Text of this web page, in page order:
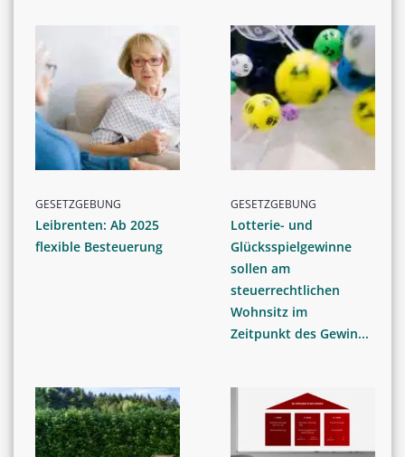
GESETZGEBUNG
Leibrenten: Ab 2025
flexible Besteuerung
GESETZGEBUNG
Lotterie- und
Glücksspielgewinne
sollen am
steuerrechtlichen
Wohnsitz im
Zeitpunkt des Gewin...